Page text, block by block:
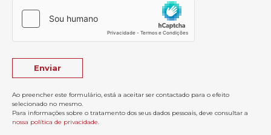
Ao preencher este formulário, está a aceitar ser contactado para o efeito
selecionado no mesmo.
Para informações sobre o tratamento dos seus dados pessoais, deve consultar a
nossa política de privacidade.